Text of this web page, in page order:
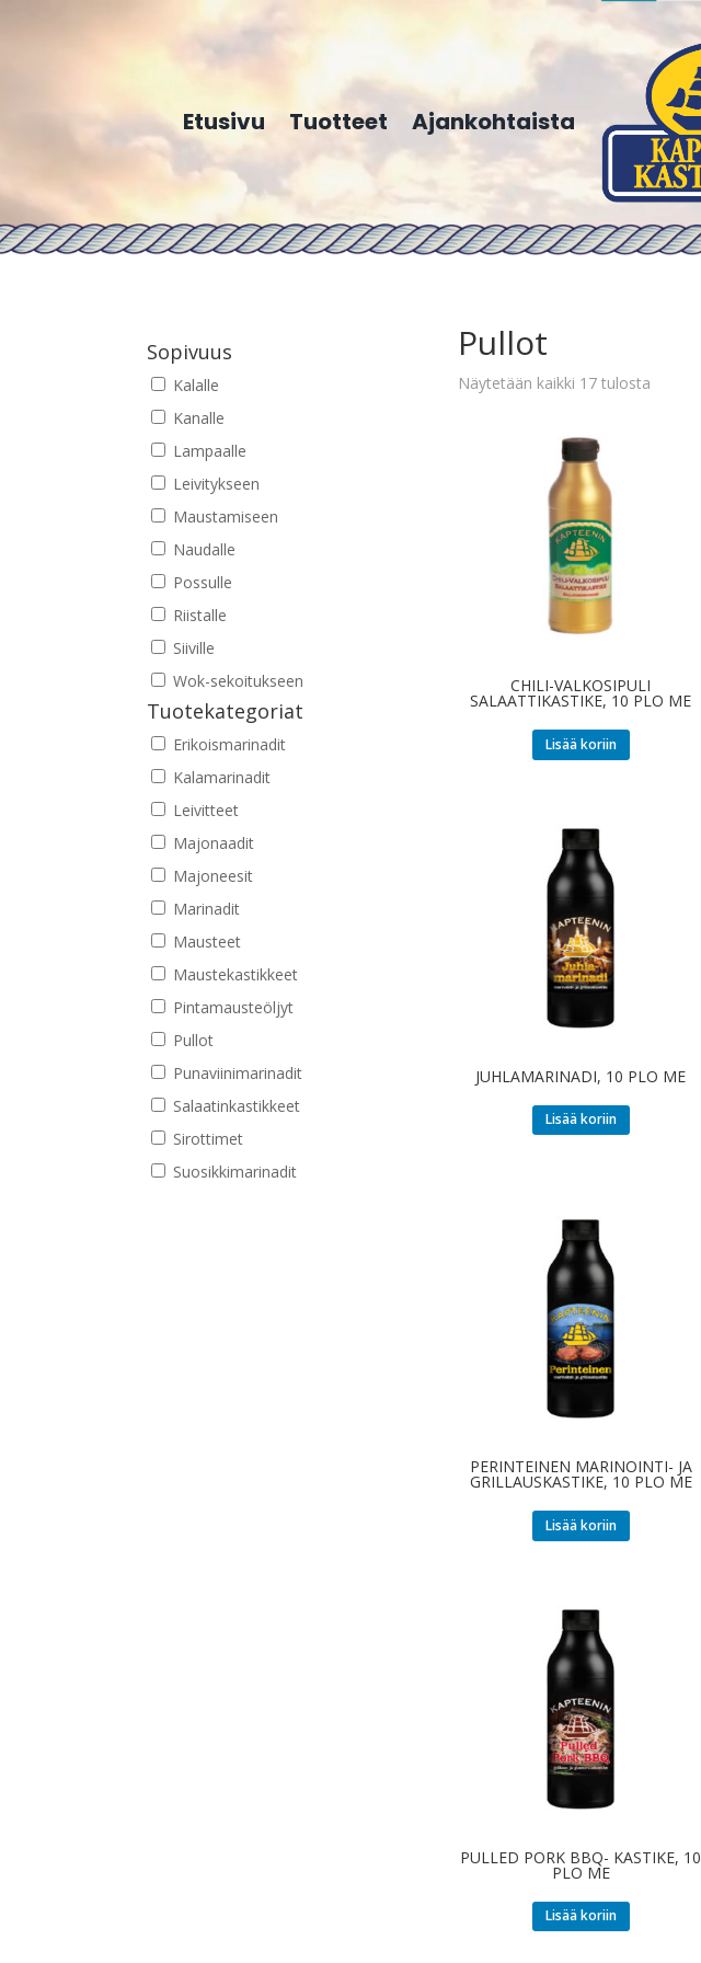
Etusivu Tuotteet Ajankohtaista
Pullot
Näytetään kaikki 17 tulosta
CHILI-VALKOSIPULI
SALAATTIKASTIKE, 10 PLO ME
Lisää koriin
JUHLAMARINADI, 10 PLO ME
Lisää koriin
PERINTEINEN MARINOINTI- JA
GRILLAUSKASTIKE, 10 PLO ME
Lisää koriin
PULLED PORK BBQ- KASTIKE, 10
PLO ME
Lisää koriin
Sopivuus
Kalalle
Kanalle
Lampaalle
Leivitykseen
Maustamiseen
Naudalle
Possulle
Riistalle
Siiville
Wok-sekoitukseen
Tuotekategoriat
Erikoismarinadit
Kalamarinadit
Leivitteet
Majonaadit
Majoneesit
Marinadit
Mausteet
Maustekastikkeet
Pintamausteöljyt
Pullot
Punaviinimarinadit
Salaatinkastikkeet
Sirottimet
Suosikkimarinadit